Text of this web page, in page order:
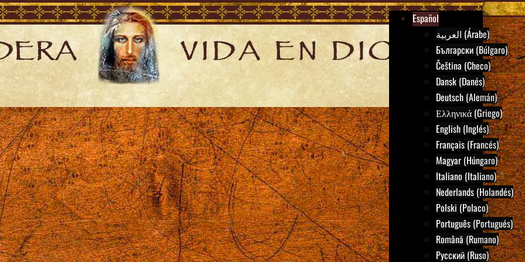
Español
العربية (Árabe)
Български (Búlgaro)
Čeština (Checo)
Dansk (Danés)
Deutsch (Alemán)
Ελληνικά (Griego)
English (Inglés)
Français (Francés)
Magyar (Húngaro)
Italiano (Italiano)
Nederlands (Holandés)
Polski (Polaco)
Português (Portugués)
Română (Rumano)
Русский (Ruso)